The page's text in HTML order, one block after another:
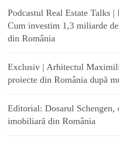
Podcastul Real Estate Talks
Cum investim 1,3 miliarde
din România
Exclusiv | Arhitectul
proiecte din România după
Editorial: Dosarul
imobiliară din România